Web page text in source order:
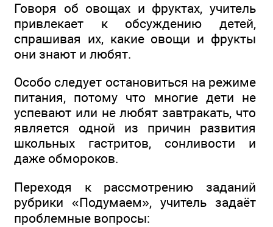
Говоря об овощах и фруктах, учитель
привлекает к обсуждению детей,
спрашивая их, какие овощи и фрукты
они знают и любят.
Особо следует остановиться на режиме
питания, потому что многие дети не
успевают или не любят завтракать, что
является одной из причин развития
школьных гастритов, сонливости и
даже обмороков.
Переходя к рассмотрению заданий
рубрики «Подумаем», учитель задаёт
проблемные вопросы: